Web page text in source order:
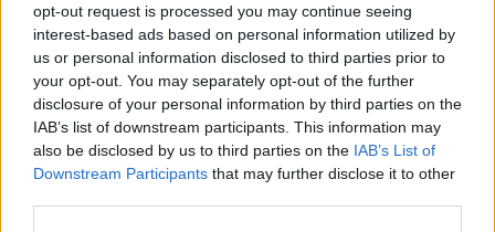
opt-out request is processed you may continue seeing
interest-based ads based on personal information utilized by
us or personal information disclosed to third parties prior to
your opt-out. You may separately opt-out of the further
disclosure of your personal information by third parties on the
IAB’s list of downstream participants. This information may
also be disclosed by us to third parties on the IAB’s List of
Downstream Participants that may further disclose it to other
των 100 εκατ. ευρώ για τη διετία 2024 – 2025 και κατά
πληροφορίες αναμένεται να προβεί σε νέα επένδυση
στην Ελλάδα πριν το τέλος του 2024.
Noval Propertyπου σχετίζεται με τον όμιλο Viohalco,
έχει σε εξέλιξη πέντε projects, εκ των οποίων δύο